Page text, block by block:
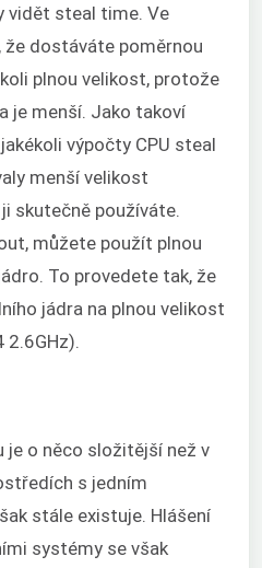
vidět steal time. Ve
dostáváte poměrnou
plnou velikost, protože
je menší. Jako takoví
výpočty CPU steal
menší velikost
skutečně používáte.
můžete použít plnou
To provedete tak, že
jádra na plnou velikost
je o něco složitější než v
s jedním
stále existuje. Hlášení
systémy se však